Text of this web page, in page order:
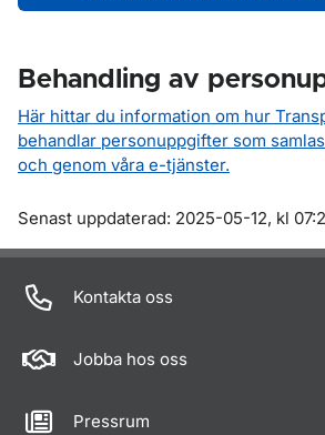
Behandling av
Här hittar du information om hur
behandlar personuppgifter som
och genom våra e-tjänster.
Om sidan
Senast uppdaterad: 2025-05-12, kl
Kontakta oss
Jobba hos oss
Pressrum